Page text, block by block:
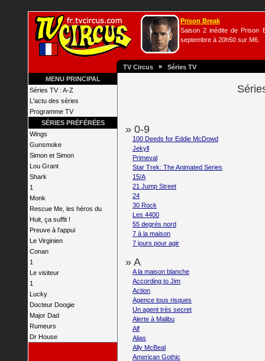
Prison Break
Saison 2 inédite de Prison
septembre à 20h50 sur M6.
TV Circus » Séries TV
MENU PRINCIPAL
Séries TV : A-Z
L'actu des séries
Programme TV
SÉRIES PRÉFÉRÉES
Wings
Gunsmoke
Simon et Simon
Lou Grant
Shark
1
Monk
Rescue Me, les héros du
Huit, ça suffit !
Preuve à l'appui
Le Virginien
Conan
1
Le visiteur
1
Lucky
Docteur Doogie
Major Dad
Rumeurs
Dr House
» 0-9
100 Deeds for Eddie McDowd
Jekyll
Primeval
Star Trek: The Animated Series
15/A
21 Jump Street
24
30 Rock
Les 4400
55 degrés nord
7 à la maison
7 jours pour agir
» A
A la maison blanche
According to Jim
Action
Agence tous risques
Un agent très secret
Alerte à Malibu
Alf
Alias
Ally McBeal
American Gothic